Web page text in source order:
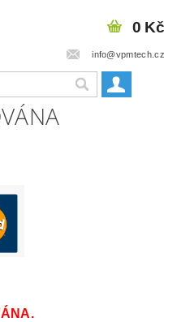
info@vpmtech.cz
0 Kč